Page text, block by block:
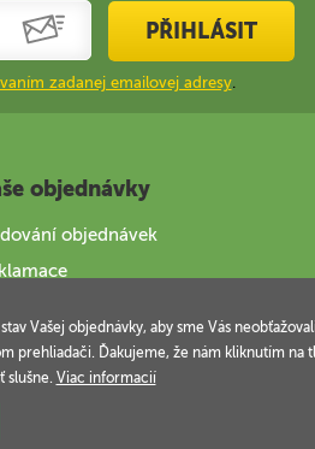
PŘIHLÁSIT
zadanej emailovej adresy.
objednávky
objednávek
Vašej objednávky, aby sme Vás
prehliadači. Ďakujeme, že nám kliknutím
slušne. Viac informacií